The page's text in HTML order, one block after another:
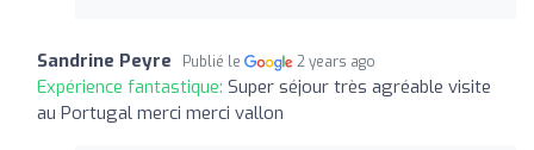
Sandrine Peyre Publié le 2 years ago
Expérience fantastique: Super séjour très agréable visite
au Portugal merci merci vallon